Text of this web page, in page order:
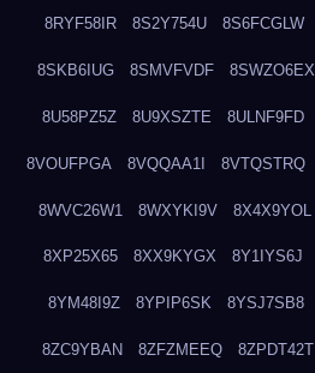
8RYF58IR 8S2Y754U 8S6FCGLW
8SKB6IUG 8SMVFVDF 8SWZO6EX
8U58PZ5Z 8U9XSZTE 8ULNF9FD
8VOUFPGA 8VQQAA1I 8VTQSTRQ
8WVC26W1 8WXYKI9V 8X4X9YOL
8XP25X65 8XX9KYGX 8Y1IYS6J
8YM48I9Z 8YPIP6SK 8YSJ7SB8
8ZC9YBAN 8ZFZMEEQ 8ZPDT42T